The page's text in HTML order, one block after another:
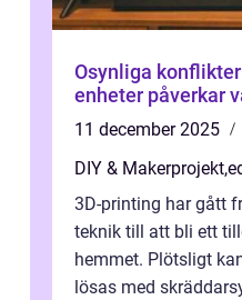
Osynliga
enheter påverkar
11 december 2025
DIY & Makerprojekt,
3D-printing har gått
teknik till att bli ett
hemmet. Plötsligt
lösas med